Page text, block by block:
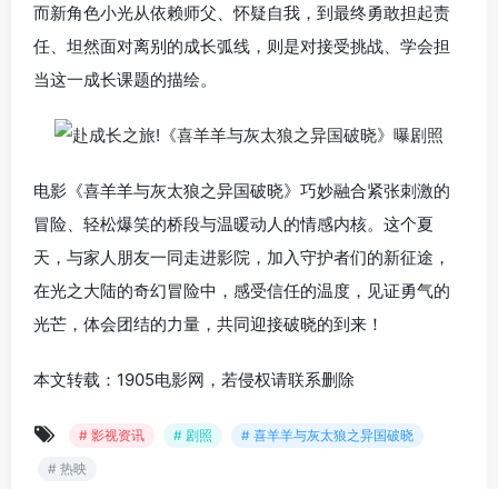
而新角色小光从依赖师父、怀疑自我，到最终勇敢担起责
任、坦然面对离别的成长弧线，则是对接受挑战、学会担
当这一成长课题的描绘。
电影《喜羊羊与灰太狼之异国破晓》巧妙融合紧张刺激的
冒险、轻松爆笑的桥段与温暖动人的情感内核。这个夏
天，与家人朋友一同走进影院，加入守护者们的新征途，
在光之大陆的奇幻冒险中，感受信任的温度，见证勇气的
光芒，体会团结的力量，共同迎接破晓的到来！
本文转载：1905电影网，若侵权请联系删除
# 影视资讯 # 剧照
# 喜羊羊与灰太狼之异国破晓
# 热映